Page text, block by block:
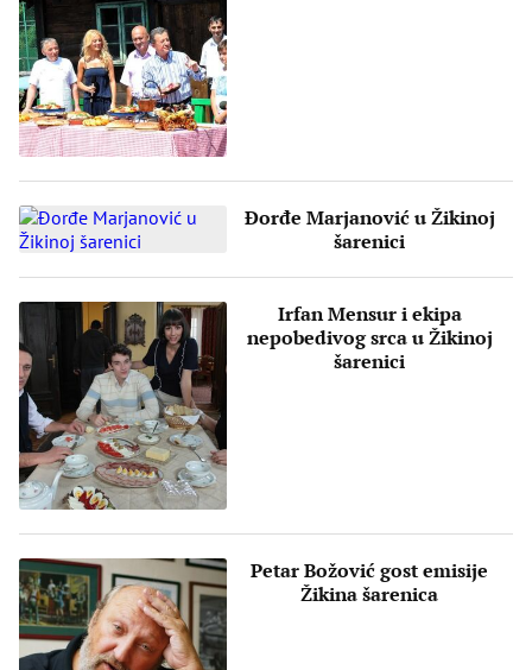
Đorđe Marjanović u Žikinoj
šarenici
Irfan Mensur i ekipa
nepobedivog srca u Žikinoj
šarenici
Petar Božović gost emisije
Žikina šarenica